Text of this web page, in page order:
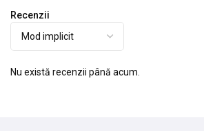
Recenzii
Nu există recenzii până acum.